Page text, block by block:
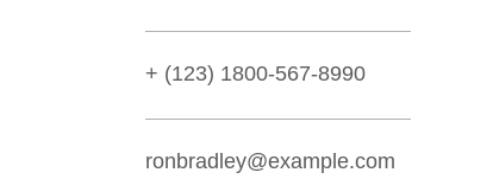
+ (123) 1800-567-8990
ronbradley@example.com